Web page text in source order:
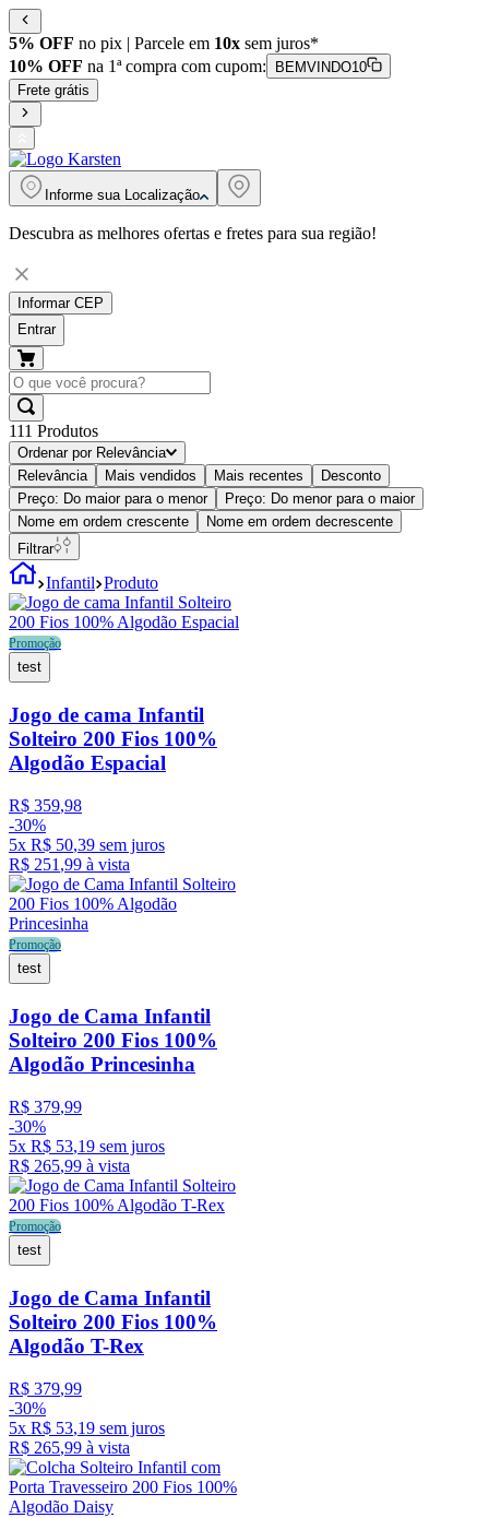
5% OFF no pix | Parcele em 10x sem juros*
10% OFF na 1ª compra com cupom:
BEMVINDO10
Frete grátis
Informe sua Localização
Descubra as melhores ofertas e fretes para sua região!
Informar CEP
Entrar
111 Produtos
Ordenar por Relevância
Relevância
Mais vendidos Mais recentes
Desconto
Preço: Do maior para o menor
Preço: Do menor para o maior
Nome em ordem crescente
Nome em ordem decrescente
Filtrar
Infantil Produto
Promoção
test
Jogo de cama Infantil
Solteiro 200 Fios 100%
Algodão Espacial
R$ 359,98
-30%
5x R$ 50,39 sem juros
R$ 251 ,99 à vista
Promoção
test
Jogo de Cama Infantil
Solteiro 200 Fios 100%
Algodão Princesinha
R$ 379,99
-30%
5x R$ 53,19 sem juros
R$ 265,99 à vista
Promoção
test
Jogo de Cama Infantil
Solteiro 200 Fios 100%
Algodão T-Rex
R$ 379,99
-30%
5x R$ 53,19 sem juros
R$ 265,99 à vista